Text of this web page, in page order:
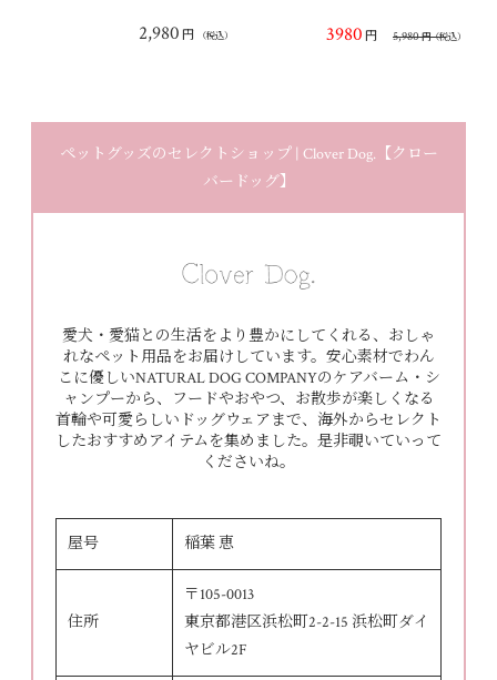
2,980 円 （税込） 5,980円（税込）
3980 円
ペットグッズのセレクトショップ | Clover Dog.【クロー
バードッグ】
愛犬・愛猫との生活をより豊かにしてくれる、おしゃ
れなペット用品をお届けしています。安心素材でわん
こに優しいNATURAL DOG COMPANYのケアバーム・シ
ャンプーから、フードやおやつ、お散歩が楽しくなる
首輪や可愛らしいドッグウェアまで、海外からセレクト
したおすすめアイテムを集めました。是非覗いていって
くださいね。
屋号 稲葉 恵
住所
〒105-0013
東京都港区浜松町2-2-15 浜松町ダイ
ヤビル2F